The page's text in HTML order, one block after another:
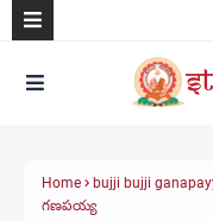
Home bujji bujji
గణపయ్య